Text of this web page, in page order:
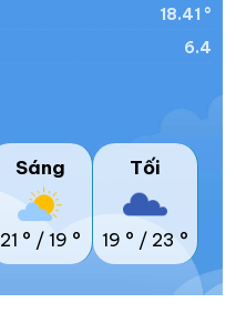
18.41 °
6.4
Sáng
21 ° / 19 °
Tối
19 ° / 23 °